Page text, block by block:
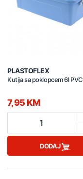
PLASTOFLEX
Kutija sa poklopcem 6l PVC
7,95 KM
1
DODAJ